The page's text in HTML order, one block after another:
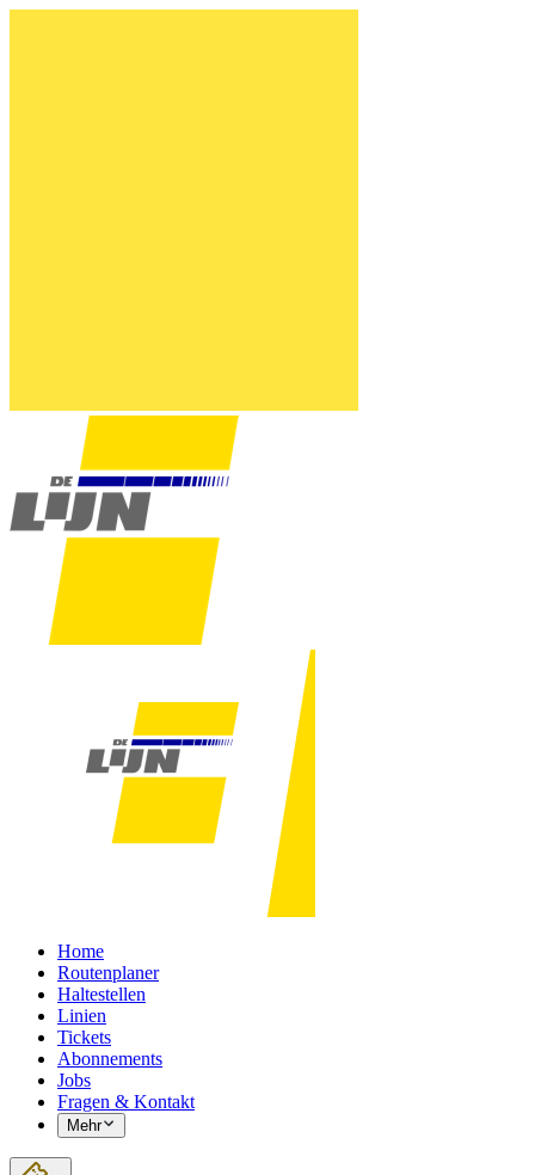
Home
Routenplaner
Haltestellen
Linien
Tickets
Abonnements
Jobs
Fragen & Kontakt
Mehr